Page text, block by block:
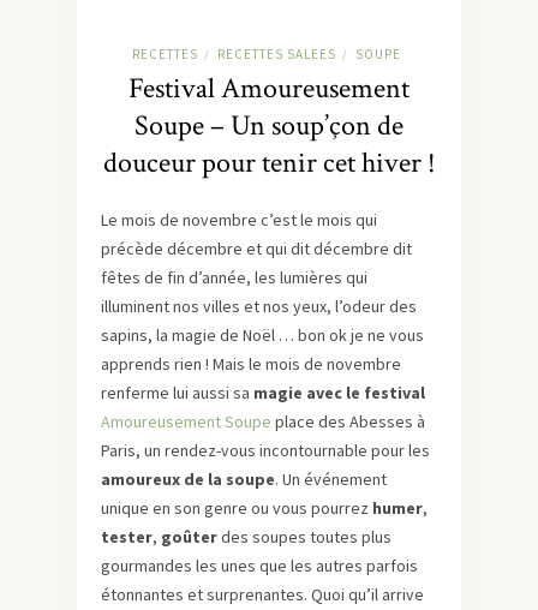
RECETTES / RECETTES SALEES / SOUPE
Festival Amoureusement
Soupe – Un soup’çon de
douceur pour tenir cet hiver !
Le mois de novembre c’est le mois qui
précède décembre et qui dit décembre dit
fêtes de fin d’année, les lumières qui
illuminent nos villes et nos yeux, l’odeur des
sapins, la magie de Noël … bon ok je ne vous
apprends rien ! Mais le mois de novembre
renferme lui aussi sa magie avec le festival
Amoureusement Soupe place des Abesses à
Paris, un rendez-vous incontournable pour les
amoureux de la soupe. Un événement
unique en son genre ou vous pourrez humer,
tester, goûterdes soupes toutes plus
gourmandes les unes que les autres parfois
étonnantes et surprenantes. Quoi qu’il arrive